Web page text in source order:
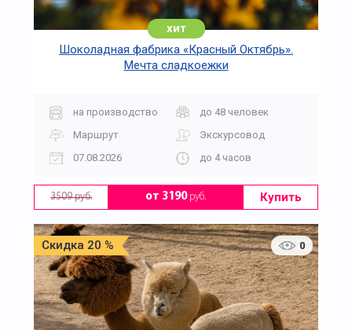
хит
Шоколадная фабрика «Красный Октябрь».
Мечта сладкоежки
на производство
до 48 человек
Маршрут
Экскурсовод
07.08.2026
до 4 часов
3509 руб. от 3190руб. Купить
Скидка 20 % 0